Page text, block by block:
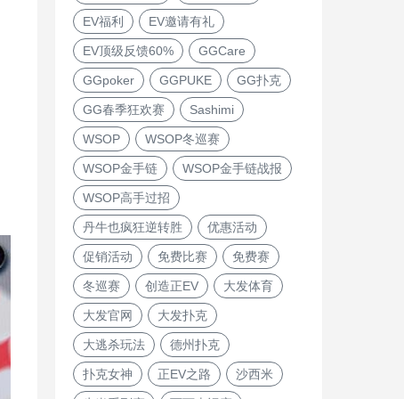
EV福利 EV邀请有礼
EV顶级反馈60% GGCare
GGpoker GGPUKE GG扑克
GG春季狂欢赛 Sashimi
WSOP WSOP冬巡赛
WSOP金手链 WSOP金手链战报
WSOP高手过招
丹牛也疯狂逆转胜 优惠活动
促销活动 免费比赛 免费赛
冬巡赛 创造正EV 大发体育
大发官网 大发扑克
大逃杀玩法 德州扑克
扑克女神 正EV之路 沙西米